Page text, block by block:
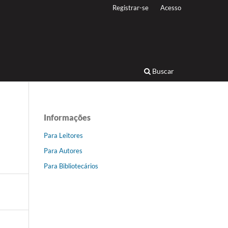
Buscar
Registrar-se Acesso
Informações
Para Leitores
Para Autores
Para Bibliotecários